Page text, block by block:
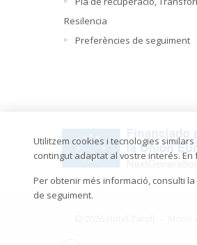
Resilencia
Preferències de seguiment
Utilitzem cookies i tecnologies
contingut adaptat al vostre interés.
Per obtenir més informació, consulti
de seguiment.